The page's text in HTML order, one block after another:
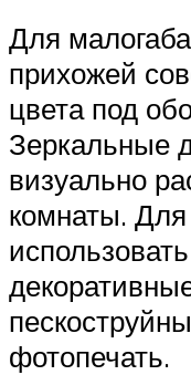
Для
прихожей
цвета под
Зеркальные
визуально
комнаты.
фотопечать.